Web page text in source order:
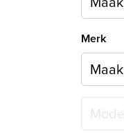
Merk